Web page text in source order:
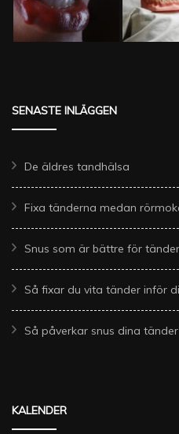
SENASTE INLÄGGEN
De äldres tandhälsa
Fixa tänderna medan
Snus som är bättre för
Så fixar du vita tänder inför
Så påverkar snus dina tänder
KALENDER